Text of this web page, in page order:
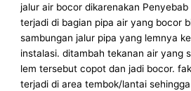
jalur air bocor dikarenakan
terjadi di bagian pipa air yang bocor
sambungan jalur pipa yang lemnya
instalasi. ditambah tekanan air yang
lem tersebut copot dan jadi bocor.
terjadi di area tembok/lantai